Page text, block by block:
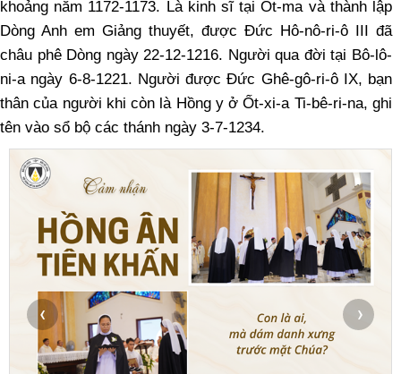
khoảng năm 1172-1173. Là kinh sĩ tại Ốt-ma và thành lập
Dòng Anh em Giảng thuyết, được Ðức Hô-nô-ri-ô III đã
châu phê Dòng ngày 22-12-1216. Người qua đời tại Bô-lô-
ni-a ngày 6-8-1221. Người được Ðức Ghê-gô-ri-ô IX, bạn
thân của người khi còn là Hồng y ở Ốt-xi-a Ti-bê-ri-na, ghi
tên vào sổ bộ các thánh ngày 3-7-1234.
‹ ›